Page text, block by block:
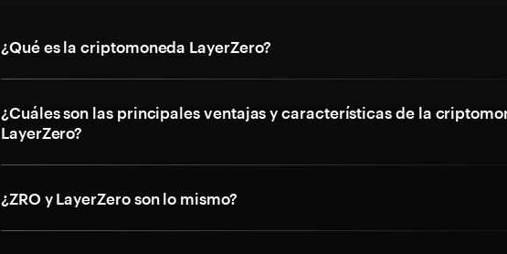
¿Qué es la criptomoneda LayerZero?
¿Cuáles son las principales ventajas y características de la
LayerZero?
¿ZRO y LayerZero son lo mismo?